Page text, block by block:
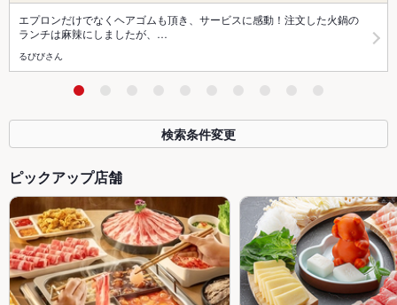
エプロンだけでなくヘアゴムも頂き、サービスに感動！注文した火鍋の
ランチは麻辣にしましたが、…
るびびさん
検索条件変更
ピックアップ店舗